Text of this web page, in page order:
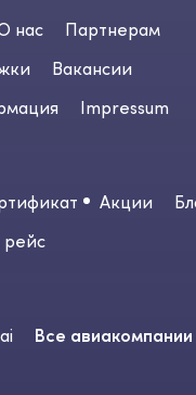
нас
Партнерам
Вакансии
Impressum
Акции
рейс
Все авиакомпании